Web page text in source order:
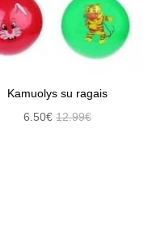
Kamuolys su ragais
6.50€ 12.99€